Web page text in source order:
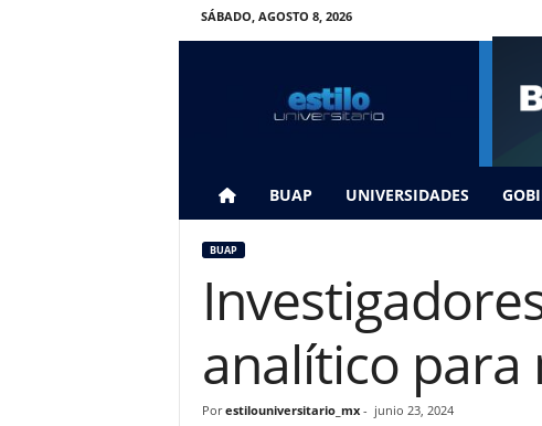
SÁBADO, AGOSTO 8, 2026
BUAP UNIVERSIDADES
BUAP
analítico
Por estilouniversitario_mx- junio 23, 2024